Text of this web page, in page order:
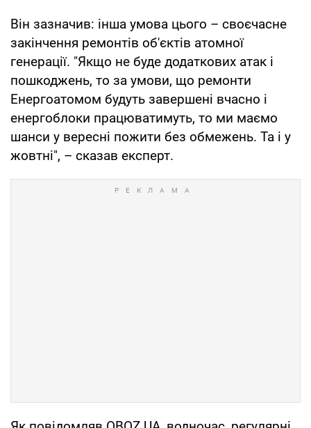
Він зазначив: інша умова цього – своєчасне
закінчення ремонтів об'єктів атомної
генерації. "Якщо не буде додаткових атак і
пошкоджень, то за умови, що ремонти
Енергоатомом будуть завершені вчасно і
енергоблоки працюватимуть, то ми маємо
шанси у вересні пожити без обмежень. Та і у
жовтні", – сказав експерт.